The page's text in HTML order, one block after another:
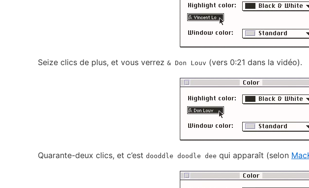
Seize clics de plus, et vous verrez & Don Louv (vers 0:21 dans la vidéo).
Quarante-deux clics, et c’est dooddle doodle dee qui apparaît (selon